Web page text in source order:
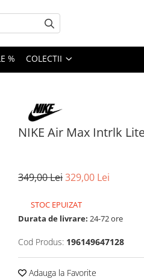
% COLECTII
NIKE Air Max Intrlk
349,00 Lei329,00 Lei
STOC EPUIZAT
Durata de livrare: 24-72 ore
Cod Produs: 196149647128
Adauga la Favorite